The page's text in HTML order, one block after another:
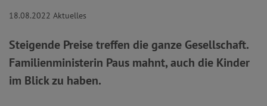
18.08.2022 Aktuelles
Steigende Preise treffen die ganze Gesellschaft.
Familienministerin Paus mahnt, auch die Kinder
im Blick zu haben.